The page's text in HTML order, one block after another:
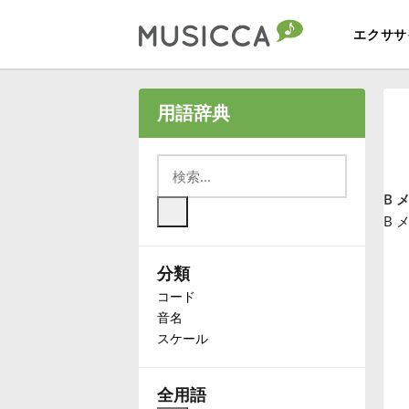
エクサ
Български
Deutsch
Español
用語辞典
分類
コード
音名
スケール
全用語
B
B